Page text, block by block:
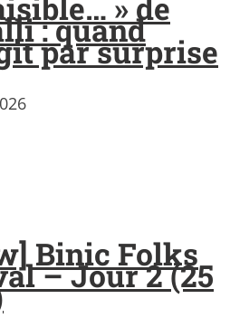
: quand
par surprise
Binic Folks
– Jour 2 (25